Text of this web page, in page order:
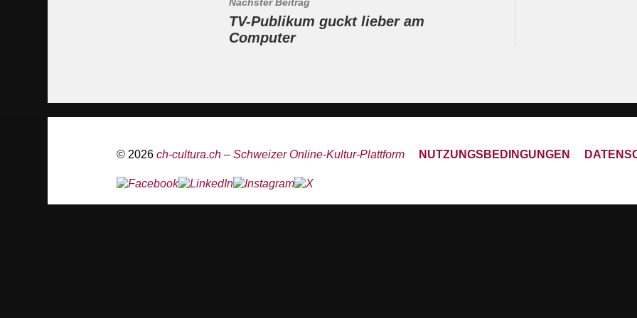
TV-Publikum guckt lieber am
Computer
© 2026 ch-cultura.ch – Schweizer Online-Kultur-Plattform NUTZUNGSBEDINGUNGEN